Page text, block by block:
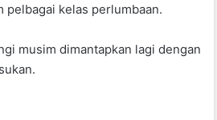
pelbagai kelas perlumbaan.
musim dimantapkan lagi dengan